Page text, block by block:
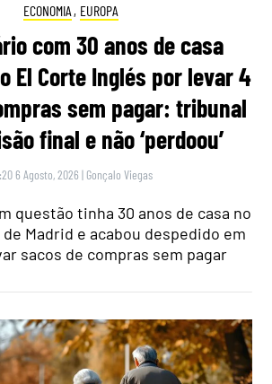
ECONOMIA , EUROPA
com 30 anos de casa
El Corte Inglés por levar 4
sem pagar: tribunal
final e não ‘perdoou’
6 Agosto, 2026 | Gonçalo Viegas
questão tinha 30 anos de casa no
Madrid e acabou despedido em
sacos de compras sem pagar